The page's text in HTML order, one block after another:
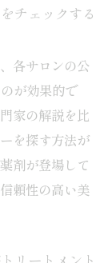
ーケアの
力に関する
メント体験
談から分か
ダメージ
チェックする
各サロンの公
が効果的で
家の解説を比
を探す方法が
剤が登場して
頼性の高い美